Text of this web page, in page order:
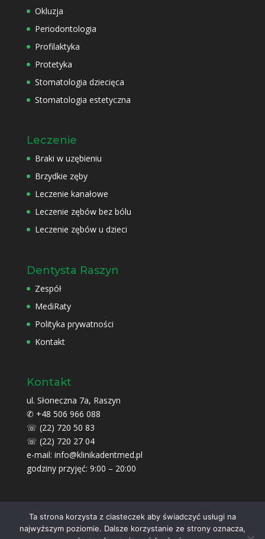
Okluzja
Periodontologia
Profilaktyka
Protetyka
Stomatologia dziecięca
Stomatologia estetyczna
Leczenie
Braki w uzębieniu
Brzydkie zęby
Leczenie kanałowe
Leczenie zębów bez bólu
Leczenie zębów u dzieci
Dentysta Raszyn
Zespół
MediRaty
Polityka prywatności
Kontakt
Kontakt
ul. Słoneczna 7a, Raszyn
✆ +48 506 966 088
☏ (22) 720 50 83
☏ (22) 720 27 04
e-mail: info@klinikadentmed.pl
godziny przyjęć: 9:00 – 20:00
Ta strona korzysta z ciasteczek aby świadczyć usługi na
najwyższym poziomie. Dalsze korzystanie ze strony oznacza,